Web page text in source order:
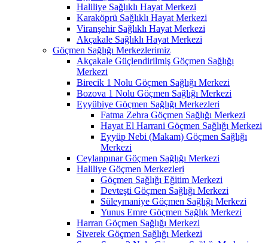
Haliliye Sağlıklı Hayat Merkezi
Karaköprü Sağlıklı Hayat Merkezi
Viranşehir Sağlıklı Hayat Merkezi
Akçakale Sağlıklı Hayat Merkezi
Göçmen Sağlığı Merkezlerimiz
Akçakale Güçlendirilmiş Göçmen Sağlığı
Merkezi
Birecik 1 Nolu Göçmen Sağlığı Merkezi
Bozova 1 Nolu Göçmen Sağlığı Merkezi
Eyyübiye Göçmen Sağlığı Merkezleri
Fatma Zehra Göçmen Sağlığı Merkezi
Hayat El Harrani Göçmen Sağlığı Merkezi
Eyyüp Nebi (Makam) Göçmen Sağlığı
Merkezi
Ceylanpınar Göçmen Sağlığı Merkezi
Haliliye Göçmen Merkezleri
Göçmen Sağlığı Eğitim Merkezi
Devteşti Göçmen Sağlığı Merkezi
Süleymaniye Göçmen Sağlığı Merkezi
Yunus Emre Göçmen Sağlık Merkezi
Harran Göçmen Sağlığı Merkezi
Siverek Göçmen Sağlığı Merkezi